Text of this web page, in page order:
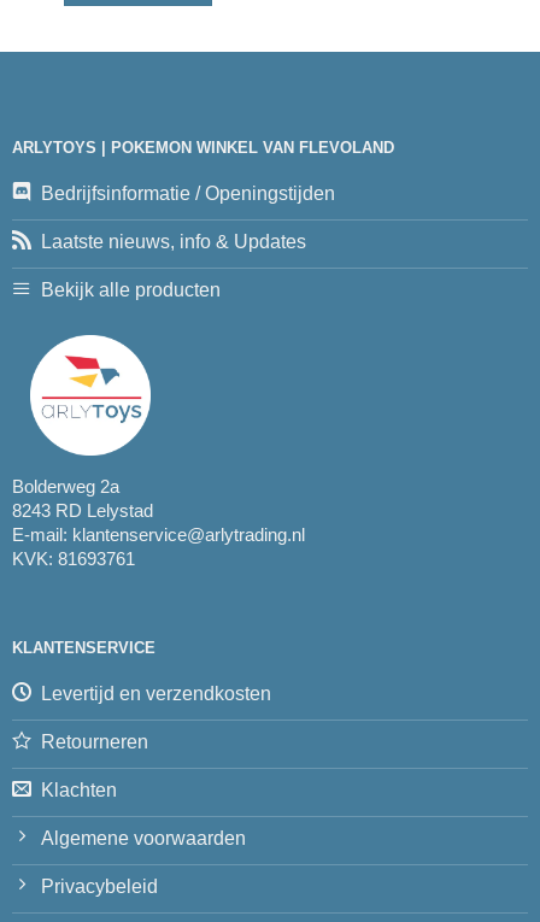
ARLYTOYS | POKEMON WINKEL VAN FLEVOLAND
Bedrijfsinformatie / Openingstijden
Laatste nieuws, info & Updates
Bekijk alle producten
Bolderweg 2a
8243 RD Lelystad
E-mail: klantenservice@arlytrading.nl
KVK: 81693761
KLANTENSERVICE
Levertijd en verzendkosten
Retourneren
Klachten
Algemene voorwaarden
Privacybeleid